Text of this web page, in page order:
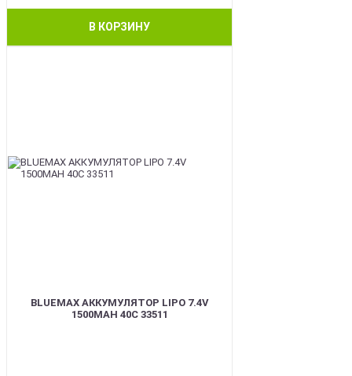
В КОРЗИНУ
BLUEMAX АККУМУЛЯТОР LIPO 7.4V
1500MAH 40C 33511